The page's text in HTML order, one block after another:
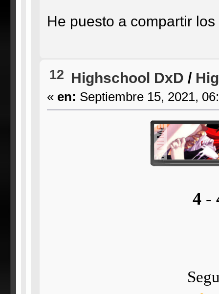
He puesto a compartir
12 Highschool DxD /
« en: Septiembre 15, 2021,
4 -